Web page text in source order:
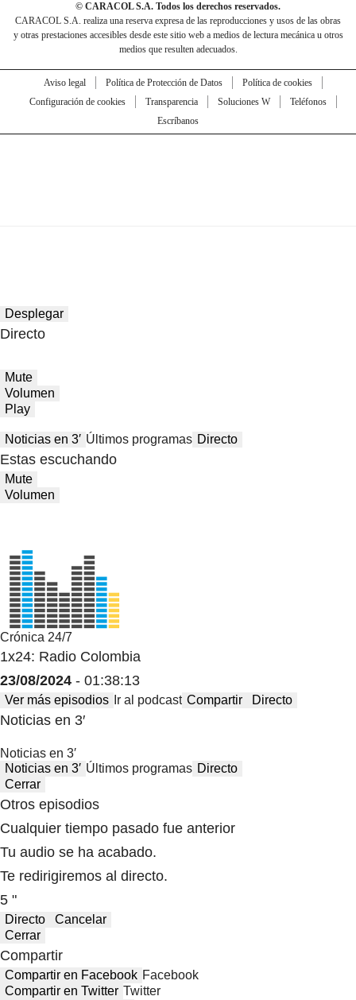
© CARACOL S.A. Todos los derechos reservados.
CARACOL S.A. realiza una reserva expresa de las reproducciones y usos de las obras
y otras prestaciones accesibles desde este sitio web a medios de lectura mecánica u otros
medios que resulten adecuados.
Aviso legal Política de Protección de Datos
Política de cookies
Configuración de cookies
Transparencia Soluciones W
Teléfonos
Escríbanos
Desplegar
Directo
Mute
Volumen
Play
Noticias en 3′ Últimos programas Directo
Estas escuchando
Mute
Volumen
Crónica 24/7
1x24: Radio Colombia
23/08/2024 - 01:38:13
Ver más episodios Ir al podcast Compartir Directo
Noticias en 3′
Noticias en 3′
Noticias en 3′ Últimos programas Directo
Cerrar
Otros episodios
Cualquier tiempo pasado fue anterior
Tu audio se ha acabado.
Te redirigiremos al directo.
5 "
Directo
Cancelar
Cerrar
Compartir
Compartir en Facebook Facebook
Compartir en Twitter Twitter